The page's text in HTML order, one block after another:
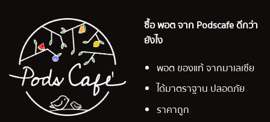
ซื้อ พอต จาก Podscafe ดีกว่า
ยังไง
พอต ของแท้ จากมาเลเซีย
ได้มาตราฐาน ปลอดภัย
ราคาถูก